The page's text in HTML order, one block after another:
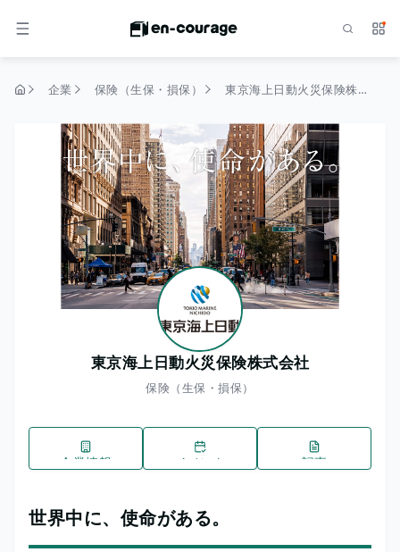
メニュー サ
企業 保険（生保・損保） 東京海上日動火災保険株式会社
東京海上日動火災保険株式会社
保険（生保・損保）
企業情報 イベント 記事
世界中に、使命がある。